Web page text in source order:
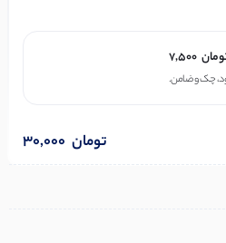
7,500
30,000 تومان